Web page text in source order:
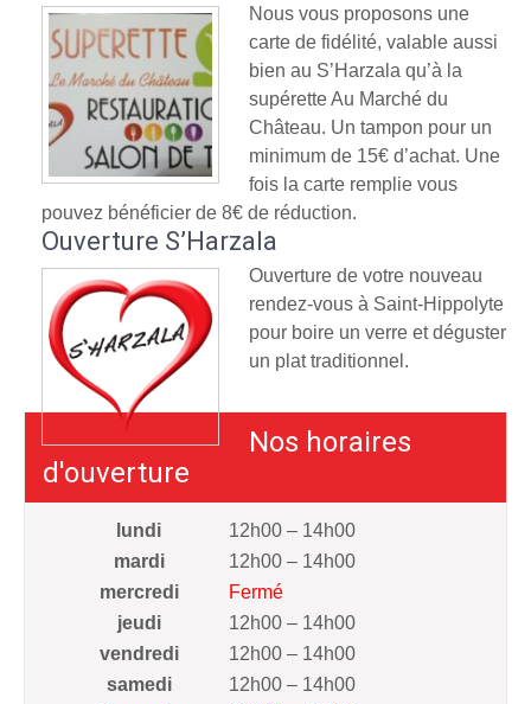
Nous vous proposons une
carte de fidélité, valable aussi
bien au S’Harzala qu’à la
supérette Au Marché du
Château. Un tampon pour un
minimum de 15€ d’achat. Une
fois la carte remplie vous
pouvez bénéficier de 8€ de réduction.
Ouverture S’Harzala
Ouverture de votre nouveau
rendez-vous à Saint-Hippolyte
pour boire un verre et déguster
un plat traditionnel.
Nos horaires
d'ouverture
lundi
12h00 – 14h00
mardi
12h00 – 14h00
mercredi
Fermé
jeudi
12h00 – 14h00
vendredi
12h00 – 14h00
samedi
12h00 – 14h00